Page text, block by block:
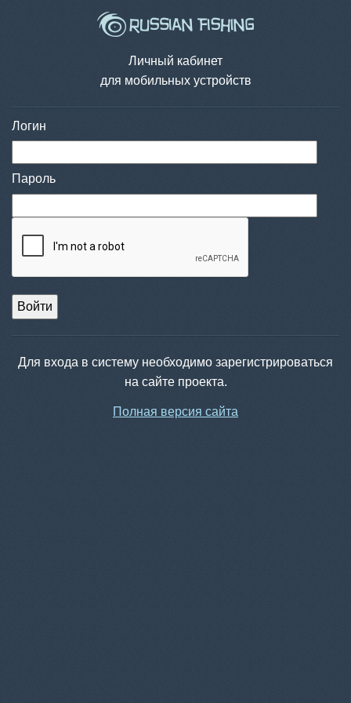
Личный кабинет
для мобильных устройств
Логин
Пароль
Войти
Для входа в систему необходимо зарегистрироваться
на сайте проекта.
Полная версия сайта